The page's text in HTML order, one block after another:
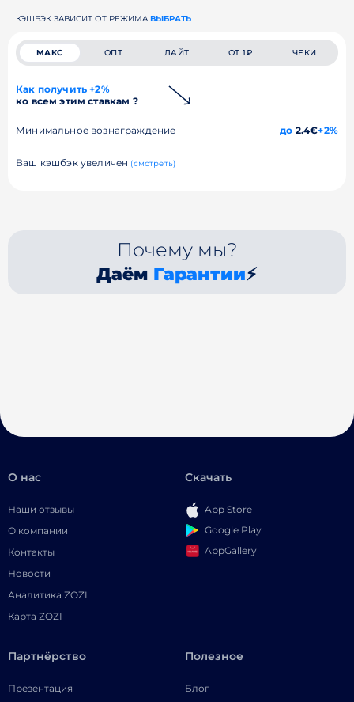
КЭШБЭК ЗАВИСИТ ОТ РЕЖИМА ВЫБРАТЬ
МАКС ОПТ ЛАЙТ ОТ 1₽ ЧЕКИ
Как получить +2%
ко всем этим ставкам ?
Минимальное вознаграждение до 2.4€+2%
Ваш кэшбэк увеличен (смотреть)
Почему мы?
Даём Гарантии⚡
О нас
Наши отзывы
О компании
Контакты
Новости
Аналитика ZOZI
Карта ZOZI
Скачать
App Store
Google Play
AppGallery
Партнёрство
Презентация
Полезное
Блог